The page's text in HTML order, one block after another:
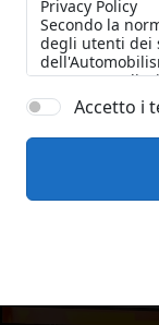
Accetto i